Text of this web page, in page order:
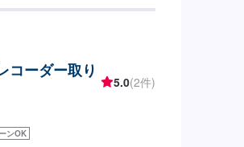
時間があまり取れない…な
ァーにてお問い合わせ【2】
れば作業開始【4】仕上がり
います。予めご了承くださ
コーダー取り
5.0(2件)
ンOK